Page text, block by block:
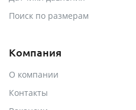
Поиск по размерам
Компания
О компании
Контакты